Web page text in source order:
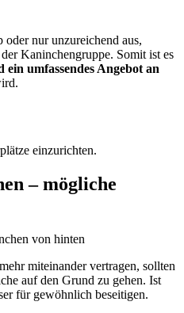
oder nur unzureichend aus,
Kaninchengruppe. Somit ist es
ein umfassendes Angebot an
einzurichten.
– mögliche
miteinander vertragen, sollten
auf den Grund zu gehen. Ist
für gewöhnlich beseitigen.